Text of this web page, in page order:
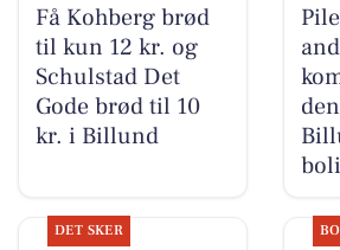
Få Kohberg brød
til kun 12 kr. og
Schulstad Det
Gode brød til 10
kr. i Billund
DET SKER